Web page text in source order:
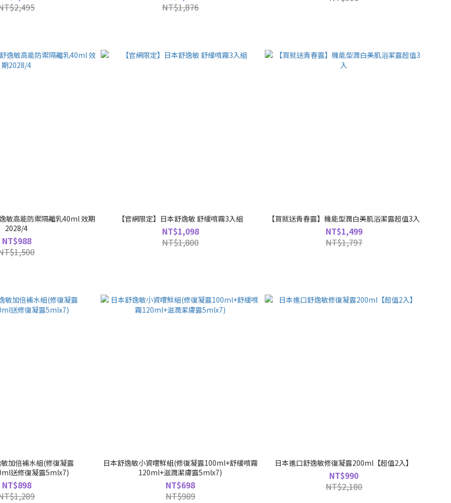
NT$1,876
敏高能防禦隔離乳40ml 效期
2028/4
NT$988
【官網限定】日本舒逸敏 舒緩噴霧3入組
NT$1,098
NT$1,800
【買就送青春露】機能型潤白美肌浴潔露超值3入
NT$1,499
NT$1,797
加倍補水組(修復凝露
送修復凝露5mlx7)
NT$898
日本舒逸敏小資嚐鮮組(修復凝露100ml+舒緩噴霧
120ml+滋潤潔膚露5mlx7)
NT$698
NT$989
日本進口舒逸敏修復凝露200ml【超值2入】
NT$990
NT$2,180